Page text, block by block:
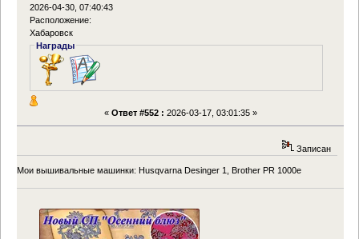
2026-04-30, 07:40:43
Расположение:
Хабаровск
Награды
« Ответ #552 : 2026-03-17, 03:01:35 »
Записан
Мои вышивальные машинки: Husqvarna Desinger 1, Brother PR 1000e